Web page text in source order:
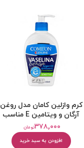
کرم وازلین کامان مدل روغن
آرگان و ویتامین E مناسب
لیتر
تومان۳۷۸,۰۰۰
افزودن به سبد خرید